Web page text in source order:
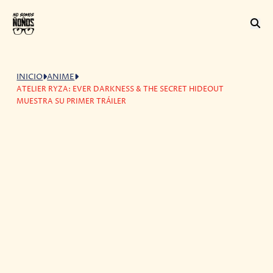
INICIO ANIME
ATELIER RYZA: EVER DARKNESS & THE SECRET HIDEOUT
MUESTRA SU PRIMER TRÁILER